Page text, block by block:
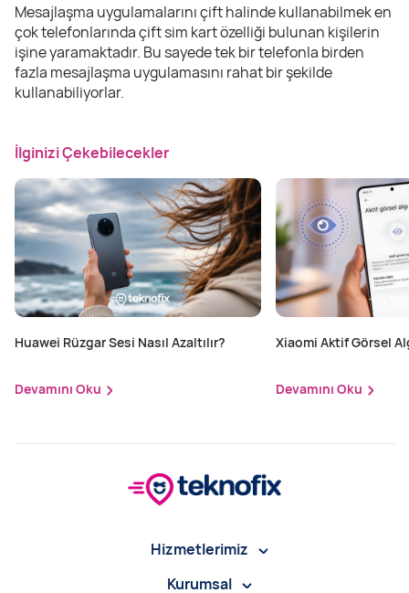
Mesajlaşma uygulamalarını çift halinde kullanabilmek en
çok telefonlarında çift sim kart özelliği bulunan kişilerin
işine yaramaktadır. Bu sayede tek bir telefonla birden
fazla mesajlaşma uygulamasını rahat bir şekilde
kullanabiliyorlar.
İlginizi Çekebilecekler
Huawei Rüzgar Sesi Nasıl Azaltılır?
Devamını Oku
Xiaomi Aktif Görsel
Devamını Oku
Hizmetlerimiz
Kurumsal